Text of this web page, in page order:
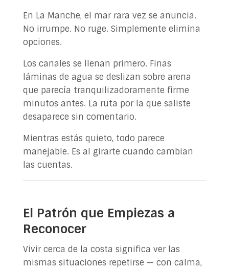
En La Manche, el mar rara vez se anuncia.
No irrumpe. No ruge. Simplemente elimina
opciones.
Los canales se llenan primero. Finas
láminas de agua se deslizan sobre arena
que parecía tranquilizadoramente firme
minutos antes. La ruta por la que saliste
desaparece sin comentario.
Mientras estás quieto, todo parece
manejable. Es al girarte cuando cambian
las cuentas.
El Patrón que Empiezas a
Reconocer
Vivir cerca de la costa significa ver las
mismas situaciones repetirse — con calma,